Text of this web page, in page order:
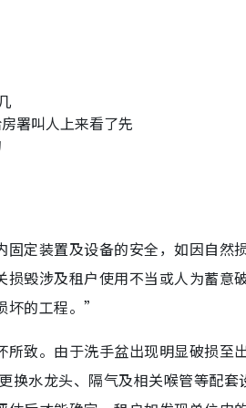
署叫人上来看了先
定装置及设备的安全，如因自然
损毁涉及租户使用不当或人为蓄意破
坏的工程。”
致。 由于洗手盆出现明显破损至
换水龙头、 隔气及相关喉管等配套